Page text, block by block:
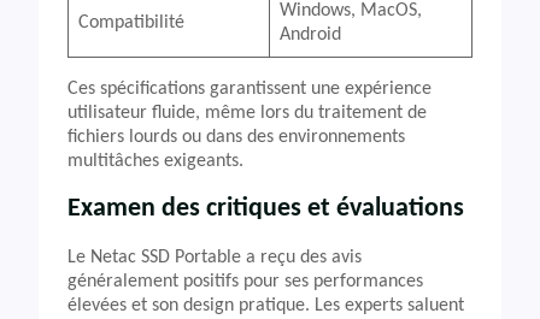
Compatibilité
Windows, MacOS,
Android
Ces spécifications garantissent une expérience
utilisateur fluide, même lors du traitement de
fichiers lourds ou dans des environnements
multitâches exigeants.
Examen des critiques et évaluations
Le Netac SSD Portable a reçu des avis
généralement positifs pour ses performances
élevées et son design pratique. Les experts saluent